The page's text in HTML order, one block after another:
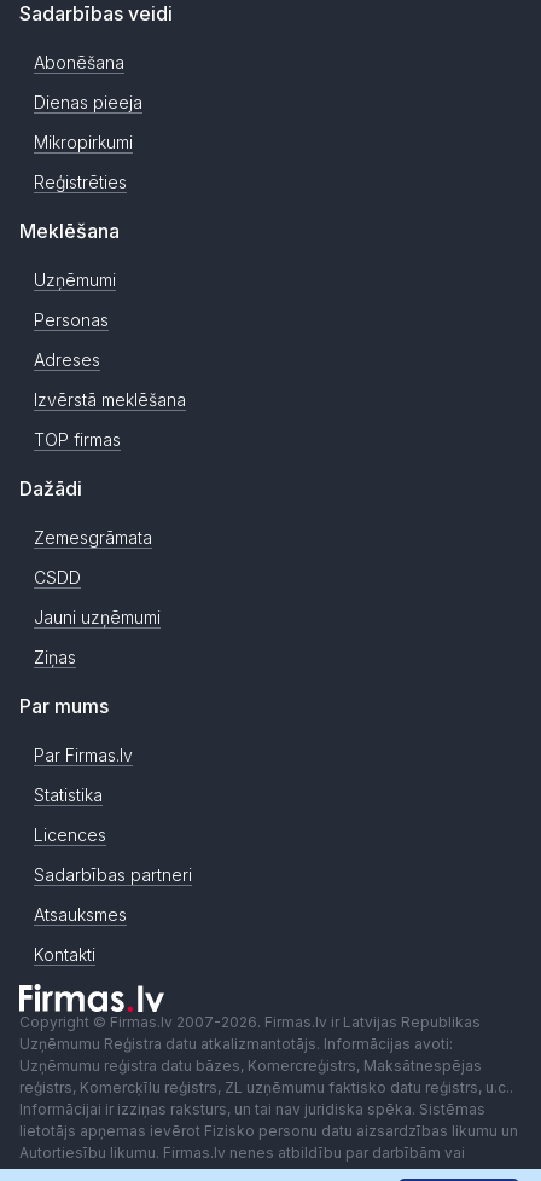
Sadarbības veidi
Abonēšana
Dienas pieeja
Mikropirkumi
Reģistrēties
Meklēšana
Uzņēmumi
Personas
Adreses
Izvērstā meklēšana
TOP firmas
Dažādi
Zemesgrāmata
CSDD
Jauni uzņēmumi
Ziņas
Par mums
Par Firmas.lv
Statistika
Licences
Sadarbības partneri
Atsauksmes
Kontakti
Copyright © Firmas.lv 2007-2026. Firmas.lv ir Latvijas Republikas
Uzņēmumu Reģistra datu atkalizmantotājs. Informācijas avoti:
Uzņēmumu reģistra datu bāzes, Komercreģistrs, Maksātnespējas
reģistrs, Komercķīlu reģistrs, ZL uzņēmumu faktisko datu reģistrs, u.c..
Informācijai ir izziņas raksturs, un tai nav juridiska spēka. Sistēmas
lietotājs apņemas ievērot Fizisko personu datu aizsardzības likumu un
Autortiesību likumu. Firmas.lv nenes atbildību par darbībām vai
lēmumiem, kas balstīti uz saņemto pakalpojumu. Lietotājam aizliegts